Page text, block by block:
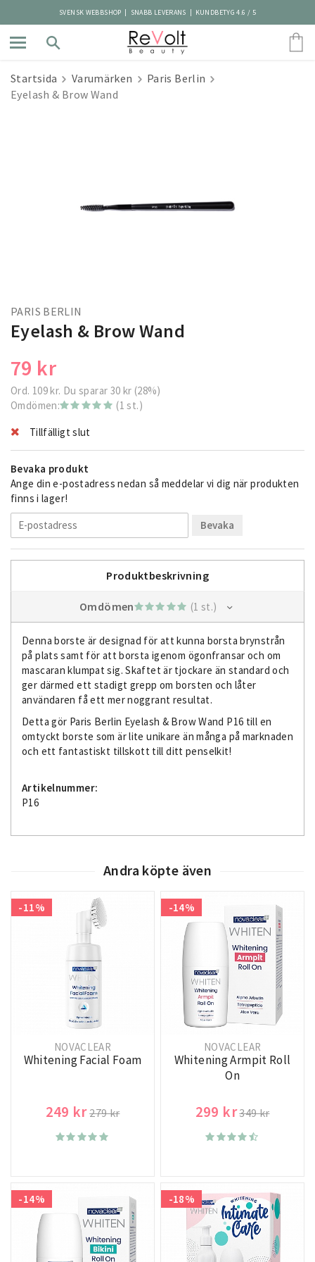
SVENSK WEBBSHOP | SNABB LEVERANS | KUNDBETYG 4.6 / 5
Startsida Varumärken
Paris Berlin
Eyelash & Brow Wand
PARIS BERLIN
Eyelash & Brow Wand
79 kr
Ord. 109 kr. Du sparar 30 kr (28%)
Omdömen:
(1 st.)
Tillfälligt slut
Bevaka produkt
Ange din e-postadress nedan så meddelar vi dig när produkten
finns i lager!
Bevaka
Produktbeskrivning
Omdömen (1 st.)
Denna borste är designad för att kunna borsta brynstrån
på plats samt för att borsta igenom ögonfransar och om
mascaran klumpat sig. Skaftet är tjockare än standard och
ger därmed ett stadigt grepp om borsten och låter
användaren få ett mer noggrant resultat.
Detta gör Paris Berlin Eyelash & Brow Wand P16 till en
omtyckt borste som är lite unikare än många på marknaden
och ett fantastiskt tillskott till ditt penselkit!
Artikelnummer:
P16
Andra köpte även
-11%
NOVACLEAR
Whitening Facial Foam
249 kr279 kr
-14%
NOVACLEAR
Whitening Armpit Roll
On
299 kr349 kr
-14% -18%